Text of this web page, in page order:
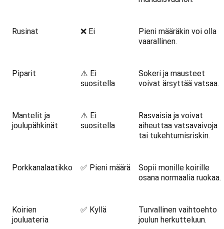
Rusinat ❌ Ei
Pieni määräkin voi olla
vaarallinen.
Piparit
⚠️ Ei
suositella
Sokeri ja mausteet
voivat ärsyttää vatsaa.
Mantelit ja
joulupähkinät
⚠️ Ei
suositella
Rasvaisia ja voivat
aiheuttaa vatsavaivoja
tai tukehtumisriskin.
Porkkanalaatikko ✅ Pieni määrä
Sopii monille koirille
osana normaalia ruokaa.
Koirien
jouluateria
✅ Kyllä
Turvallinen vaihtoehto
joulun herkutteluun.